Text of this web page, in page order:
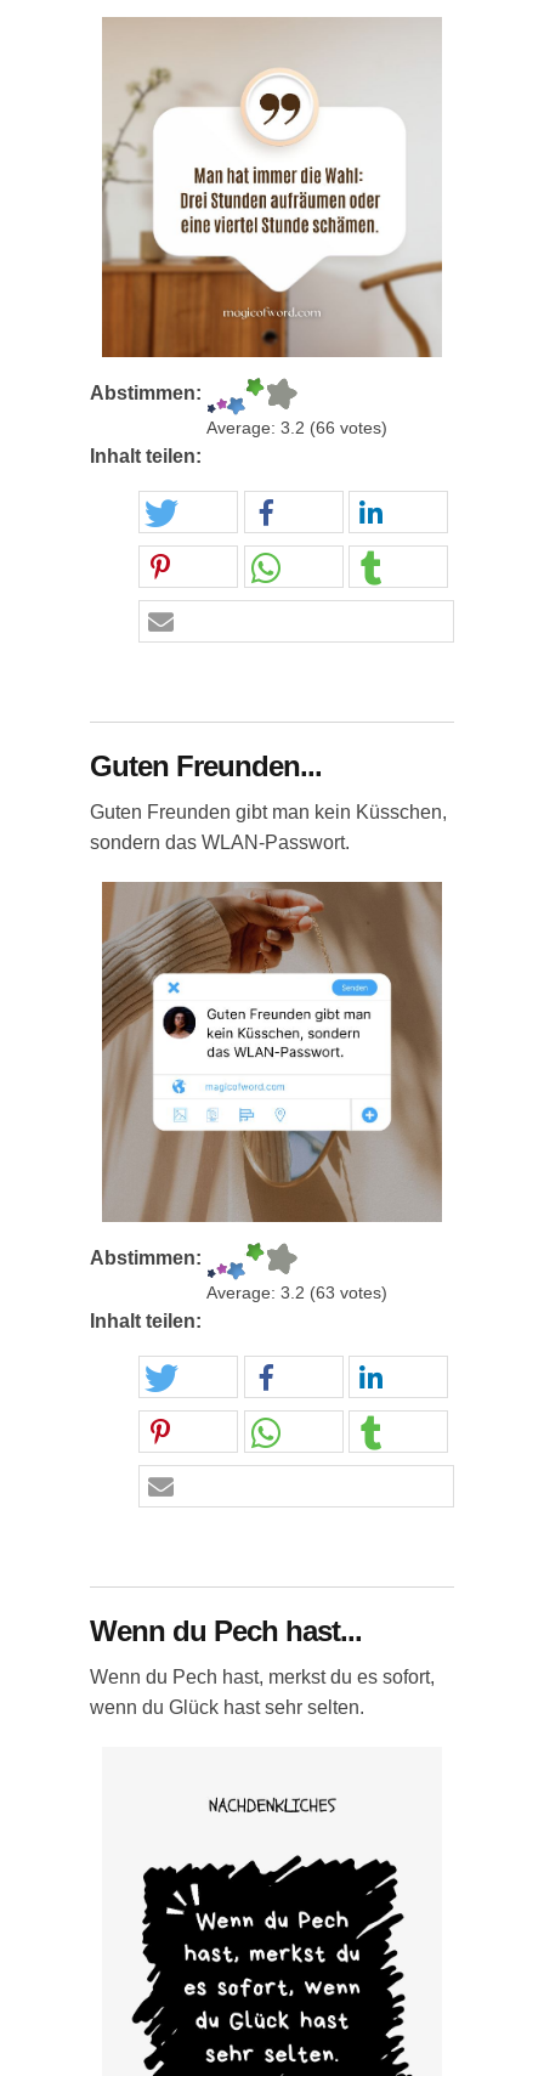
Abstimmen:
Average: 3.2 (66 votes)
Inhalt teilen:
Guten Freunden...
Guten Freunden gibt man kein Küsschen,
sondern das WLAN-Passwort.
Abstimmen:
Average: 3.2 (63 votes)
Inhalt teilen:
Wenn du Pech hast...
Wenn du Pech hast, merkst du es sofort,
wenn du Glück hast sehr selten.